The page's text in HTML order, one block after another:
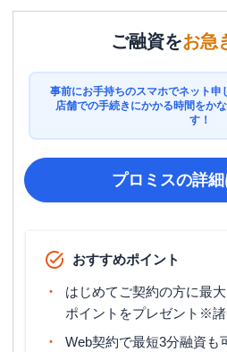
ご融資をお急
事前にお手持ちのスマホでネット申
店舗での手続きにかかる時間をか
す！
プロミスの詳
おすすめポイント
はじめてご契約の方に最
ポイントをプレゼント※諸
Web契約で最短3分融資も